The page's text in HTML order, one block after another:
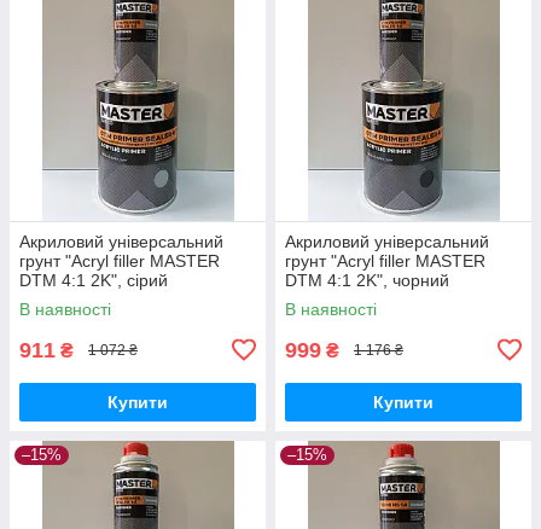
Акриловий універсальний
грунт "Acryl filler MASTER
DTM 4:1 2K", сірий
(0,80л+0,20л), TROTON
Master
В наявності
911 ₴ 1 072 ₴
Купити
Акриловий універсальний
грунт "Acryl filler MASTER
DTM 4:1 2K", чорний
(0,80л+0,20л), TROTON
Master
В наявності
999 ₴ 1 176 ₴
Купити
–15% –15%